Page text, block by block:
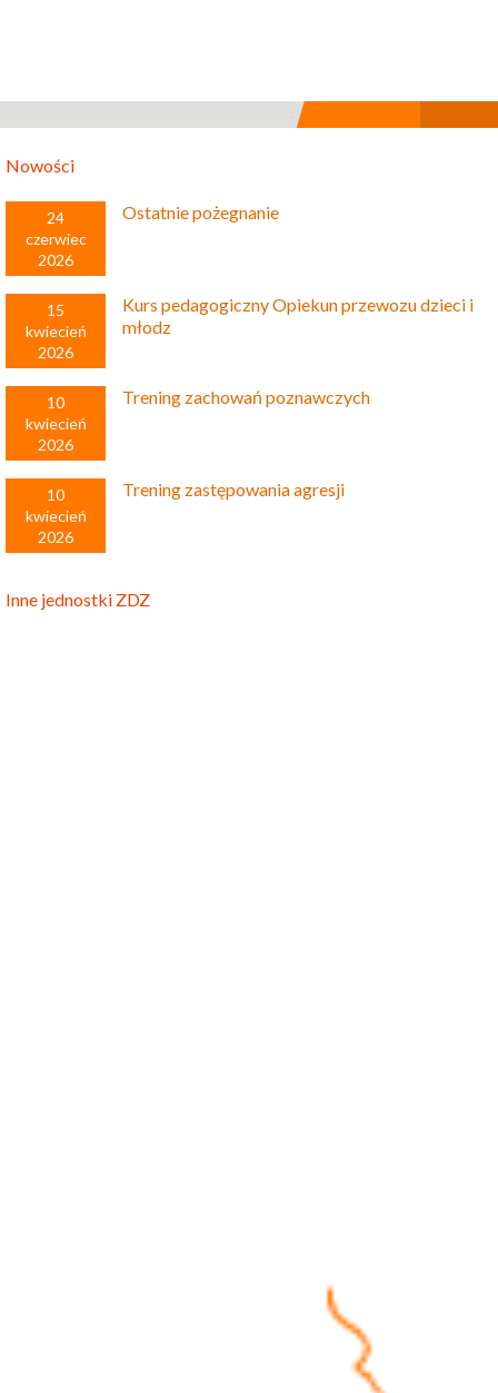
Nowości
24
czerwiec
2026
Ostatnie pożegnanie
15
kwiecień
2026
Kurs pedagogiczny Opiekun przewozu dzieci i
młodz
10
kwiecień
2026
Trening zachowań poznawczych
10
kwiecień
2026
Trening zastępowania agresji
Inne jednostki ZDZ